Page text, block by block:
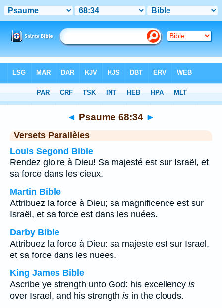
Chapitre 68> Verset 34
◄ Psaume 68:34 ►
Versets Parallèles
Louis Segond Bible
Rendez gloire à Dieu! Sa majesté est sur Israël, et
sa force dans les cieux.
Martin Bible
Attribuez la force à Dieu; sa magnificence est sur
Israël, et sa force est dans les nuées.
Darby Bible
Attribuez la force à Dieu: sa majeste est sur Israel,
et sa force dans les nuees.
King James Bible
Ascribe ye strength unto God: his excellency is
over Israel, and his strength is in the clouds.